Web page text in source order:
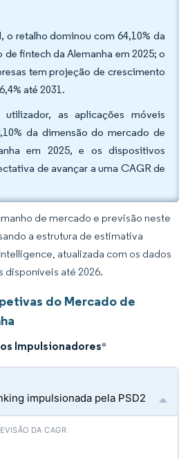
o retalho dominou com 64,10% da
fintech da Alemanha em 2025; o
tem projeção de crescimento
até 2031.
as aplicações móveis
da dimensão do mercado de
em 2025, e os dispositivos
de avançar a uma CAGR de
de mercado e previsão neste
a estrutura de estimativa
atualizada com os dados
disponíveis até 2026.
do Mercado de
Impulsionadores*
impulsionada pela PSD2